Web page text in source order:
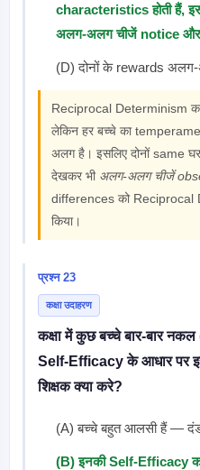
characteristics होती हैं,
अलग-अलग चीजें notice
(D) दोनों के rewards
Reciprocal Determinism
लेकिन हर बच्चे का
अलग है। इसलिए दोनों same
देखकर भी अलग-अलग चीजें
differences को Reciprocal
किया।
प्रश्न 23
कक्षा उदाहरण
कक्षा में कुछ बच्चे बार-बार
Self-Efficacy के आधार पर
शिक्षक क्या करे?
(A) बच्चे बहुत आलसी हैं — दंड
(B) इनकी Self-Efficacy कम